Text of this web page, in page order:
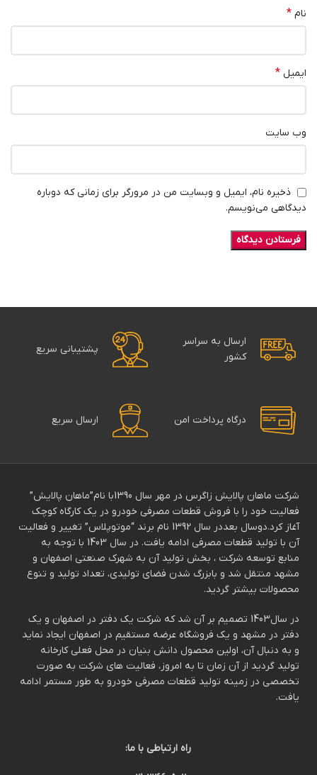
نام *
ایمیل *
وب‌ سایت
ذخیره نام، ایمیل و وبسایت من در مرورگر برای زمانی که دوباره
دیدگاهی می‌نویسم.
ارسال به سراسر
کشور
پشتیبانی سریع
درگاه پرداخت امن ارسال سریع
شرکت ماهان پالایش زاگرس در مهر سال 1390با نام”ماهان پالایش”
فعالیت خود را با فروش قطعات مصرفی خودرو در یک کارگاه کوچک
آغاز کرد.دوسال بعددر سال 1392 نام برند “موتوپلاس” تغییر و فعالیت
آن با تولید قطعات مصرفی ادامه یافت. در سال 1403 با توجه به
منابع توسعه شرکت ، بخش تولید آن به شهرک صنعتی اصفهان و
مشهد منتقل شد و بابزرگ شدن فضای تولیدی، تعداد تولید و تنوع
محصولات بیشتر گردید.
در سال1403 تصمیم بر آن شد که شرکت یک دفتر در اصفهان و یک
دفتر در مشهد و یک فروشگاه عرضه مستقیم در اصفهان ایجاد نماید
و به دنبال آن، اولین محصول دانش بنیان در محل فعلی کارخانه
تولید گردید از آن زمان تا به امروز، فعالیت های شرکت به صورت
تخصصی در زمینه تولید قطعات مصرفی خودرو به طور مستمر ادامه
یافت.
راه ارتباطی با ما: